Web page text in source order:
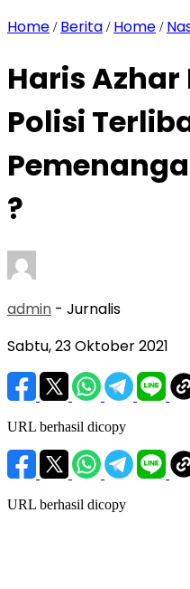
Home / Berita / Home /
Haris
Polisi
?
admin - Jurnalis
Sabtu, 23 Oktober 2021
URL berhasil dicopy
URL berhasil dicopy